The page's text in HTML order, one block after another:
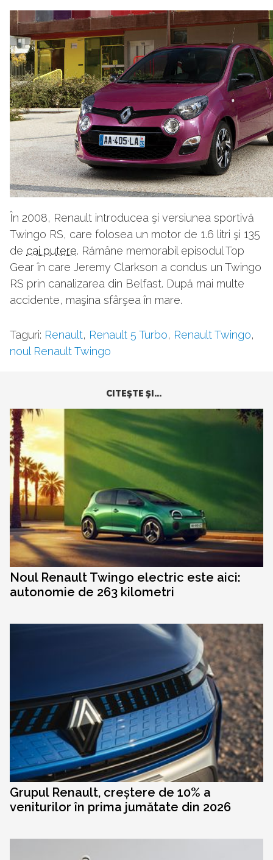
În 2008, Renault introducea şi versiunea sportivă
Twingo RS, care folosea un motor de 1.6 litri şi 135
de cai putere. Rămâne memorabil episodul Top
Gear în care Jeremy Clarkson a condus un Twingo
RS prin canalizarea din Belfast. După mai multe
accidente, maşina sfârşea în mare.
Taguri: Renault, Renault 5 Turbo, Renault Twingo,
noul Renault Twingo
CITEŞTE ŞI...
Noul Renault Twingo electric este aici:
autonomie de 263 kilometri
Grupul Renault, creștere de 10% a
veniturilor în prima jumătate din 2026